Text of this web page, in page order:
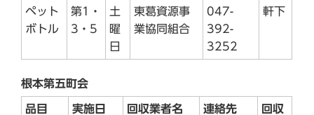
ペット
ボトル
第1・
3・5
土
曜
日
東葛資源事
業協同組合
047-
392-
3252
軒下
根本第五町会
品目 実施日 回収業者名 連絡先
回収